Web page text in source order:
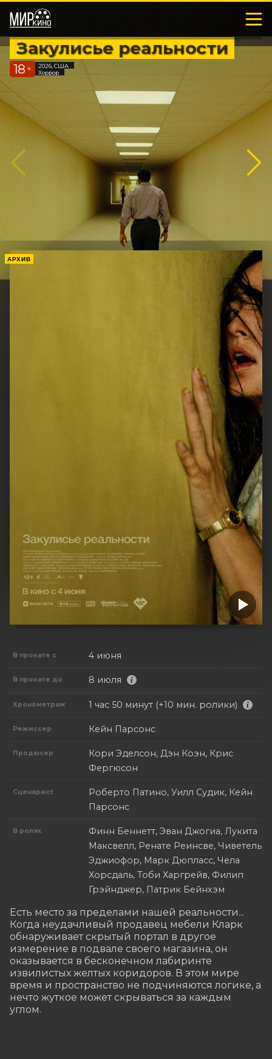
Закулисье реальности
18 +
2026, США
Хоррор
АРХИВ
В прокате с 4 июня
В прокате до 8 июля
Хронометраж 1 час 50 минут (+10 мин. ролики)
Режиссер Кейн Парсонс
Продюсер
Кори Эделсон, Дэн Коэн, Крис
Фергюсон
Сценарист
Роберто Патино, Уилл Судик, Кейн
Парсонс
В ролях
Финн Беннетт, Эван Джогиа, Лукита
Максвелл, Ренате Реинсве, Чиветель
Эджиофор, Марк Дюпласс, Чела
Хорсдаль, Тоби Харгрейв, Филип
Грэйнджер, Патрик Бейнхэм
Есть место за пределами нашей реальности...
Когда неудачливый продавец мебели Кларк
обнаруживает скрытый портал в другое
измерение в подвале своего магазина, он
оказывается в бесконечном лабиринте
извилистых желтых коридоров. В этом мире
время и пространство не подчиняются логике, а
нечто жуткое может скрываться за каждым
углом.